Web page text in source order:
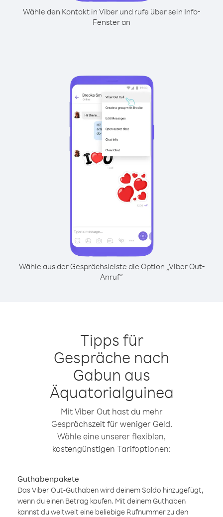
Wähle den Kontakt in Viber und rufe über sein Info-
Fenster an
Wähle aus der Gesprächsleiste die Option „Viber Out-
Anruf“
Tipps für
Gespräche nach
Gabun aus
Äquatorialguinea
Mit Viber Out hast du mehr
Gesprächszeit für weniger Geld.
Wähle eine unserer flexiblen,
kostengünstigen Tarifoptionen:
Guthabenpakete
Das Viber Out-Guthaben wird deinem Saldo hinzugefügt,
wenn du einen Betrag kaufen. Mit deinem Guthaben
kannst du weltweit eine beliebige Rufnummer zu den